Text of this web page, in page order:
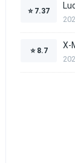
⭐ 7.37
⭐ 8.7
X-